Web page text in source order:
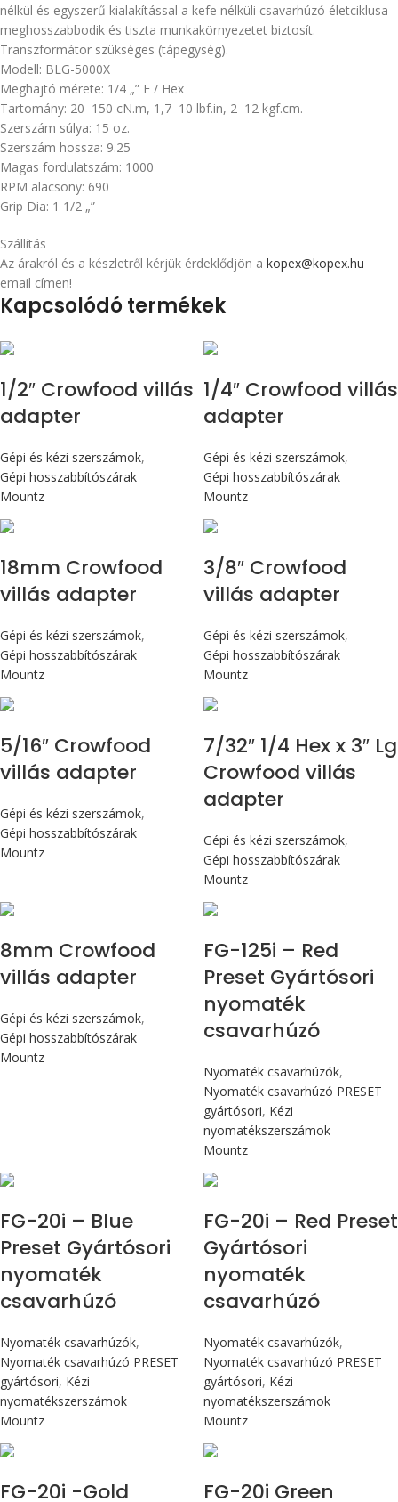
nélkül és egyszerű kialakítással a kefe nélküli csavarhúzó életciklusa
meghosszabbodik és tiszta munkakörnyezetet biztosít.
Transzformátor szükséges (tápegység).
Modell: BLG-5000X
Meghajtó mérete: 1/4 „” F / Hex
Tartomány: 20–150 cN.m, 1,7–10 lbf.in, 2–12 kgf.cm.
Szerszám súlya: 15 oz.
Szerszám hossza: 9.25
Magas fordulatszám: 1000
RPM alacsony: 690
Grip Dia: 1 1/2 „”
Szállítás
Az árakról és a készletről kérjük érdeklődjön a kopex@kopex.hu
email címen!
Kapcsolódó termékek
1/2″ Crowfood villás
adapter
Gépi és kézi szerszámok,
Gépi hosszabbítószárak
Mountz
1/4″ Crowfood villás
adapter
Gépi és kézi szerszámok,
Gépi hosszabbítószárak
Mountz
18mm Crowfood
villás adapter
Gépi és kézi szerszámok,
Gépi hosszabbítószárak
Mountz
3/8″ Crowfood
villás adapter
Gépi és kézi szerszámok,
Gépi hosszabbítószárak
Mountz
5/16″ Crowfood
villás adapter
Gépi és kézi szerszámok,
Gépi hosszabbítószárak
Mountz
7/32″ 1/4 Hex x 3″ Lg
Crowfood villás
adapter
Gépi és kézi szerszámok,
Gépi hosszabbítószárak
Mountz
8mm Crowfood
villás adapter
Gépi és kézi szerszámok,
Gépi hosszabbítószárak
Mountz
FG-125i – Red
Preset Gyártósori
nyomaték
csavarhúzó
Nyomaték csavarhúzók,
Nyomaték csavarhúzó PRESET
gyártósori, Kézi
nyomatékszerszámok
Mountz
FG-20i – Blue
Preset Gyártósori
nyomaték
csavarhúzó
Nyomaték csavarhúzók,
Nyomaték csavarhúzó PRESET
gyártósori, Kézi
nyomatékszerszámok
Mountz
FG-20i – Red Preset
Gyártósori
nyomaték
csavarhúzó
Nyomaték csavarhúzók,
Nyomaték csavarhúzó PRESET
gyártósori, Kézi
nyomatékszerszámok
Mountz
FG-20i -Gold FG-20i Green